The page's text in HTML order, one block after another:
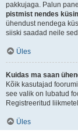
pakkujaga. Palun
pistmist nendes
ühendust nendega
siiski saadad neile
Üles
Kuidas ma saan
Kõik kasutajad
see valik on lubatud
Registreeritud
Üles